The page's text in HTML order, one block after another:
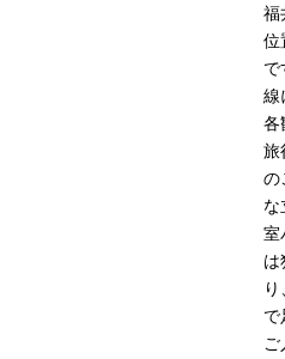
福
位
で
線
各
旅
の
な
室
は
で